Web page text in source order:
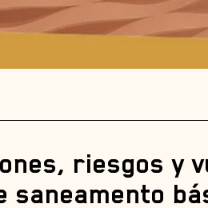
riesgos y
saneamento